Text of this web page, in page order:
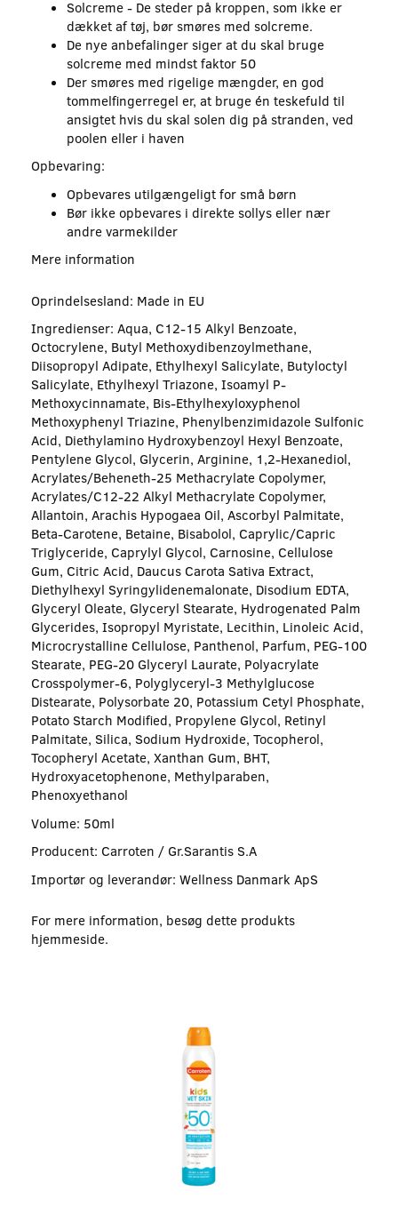
Solcreme - De steder på kroppen, som ikke er
dækket af tøj, bør smøres med solcreme.
De nye anbefalinger siger at du skal bruge
solcreme med mindst faktor 50
Der smøres med rigelige mængder, en god
tommelfingerregel er, at bruge én teskefuld til
ansigtet hvis du skal solen dig på stranden, ved
poolen eller i haven
Opbevaring:
Opbevares utilgængeligt for små børn
Bør ikke opbevares i direkte sollys eller nær
andre varmekilder
Mere information
Oprindelsesland: Made in EU
Ingredienser: Aqua, C12-15 Alkyl Benzoate,
Octocrylene, Butyl Methoxydibenzoylmethane,
Diisopropyl Adipate, Ethylhexyl Salicylate, Butyloctyl
Salicylate, Ethylhexyl Triazone, Isoamyl P-
Methoxycinnamate, Bis-Ethylhexyloxyphenol
Methoxyphenyl Triazine, Phenylbenzimidazole Sulfonic
Acid, Diethylamino Hydroxybenzoyl Hexyl Benzoate,
Pentylene Glycol, Glycerin, Arginine, 1,2-Hexanediol,
Acrylates/Beheneth-25 Methacrylate Copolymer,
Acrylates/C12-22 Alkyl Methacrylate Copolymer,
Allantoin, Arachis Hypogaea Oil, Ascorbyl Palmitate,
Beta-Carotene, Betaine, Bisabolol, Caprylic/Capric
Triglyceride, Caprylyl Glycol, Carnosine, Cellulose
Gum, Citric Acid, Daucus Carota Sativa Extract,
Diethylhexyl Syringylidenemalonate, Disodium EDTA,
Glyceryl Oleate, Glyceryl Stearate, Hydrogenated Palm
Glycerides, Isopropyl Myristate, Lecithin, Linoleic Acid,
Microcrystalline Cellulose, Panthenol, Parfum, PEG-100
Stearate, PEG-20 Glyceryl Laurate, Polyacrylate
Crosspolymer-6, Polyglyceryl-3 Methylglucose
Distearate, Polysorbate 20, Potassium Cetyl Phosphate,
Potato Starch Modified, Propylene Glycol, Retinyl
Palmitate, Silica, Sodium Hydroxide, Tocopherol,
Tocopheryl Acetate, Xanthan Gum, BHT,
Hydroxyacetophenone, Methylparaben,
Phenoxyethanol
Volume: 50ml
Producent: Carroten / Gr.Sarantis S.A
Importør og leverandør: Wellness Danmark ApS
For mere information, besøg dette produkts
hjemmeside.